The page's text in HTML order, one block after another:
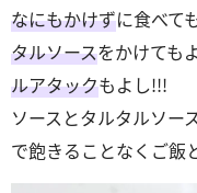
なにもかけずに食べて
タルソースをかけても
ルアタックもよし!!!
ソースとタルタルソー
で飽きることなくご